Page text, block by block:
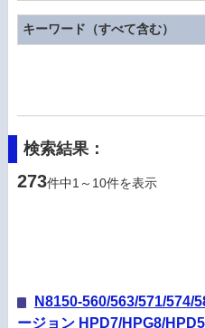
キーワード（すべて含む）
検索結果：
273件中1～10件を表示
N8150-560/563/571/574/
ージョン HPD7/HPG8/